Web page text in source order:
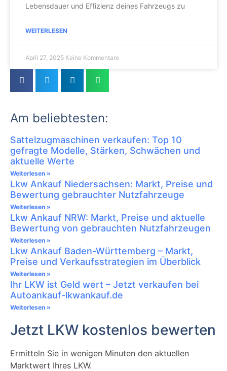
Lebensdauer und Effizienz deines Fahrzeugs zu
WEITERLESEN
April 27, 2025 Keine Kommentare
Am beliebtesten:
Sattelzugmaschinen verkaufen: Top 10
gefragte Modelle, Stärken, Schwächen und
aktuelle Werte
Weiterlesen »
Lkw Ankauf Niedersachsen: Markt, Preise und
Bewertung gebrauchter Nutzfahrzeuge
Weiterlesen »
Lkw Ankauf NRW: Markt, Preise und aktuelle
Bewertung von gebrauchten Nutzfahrzeugen
Weiterlesen »
Lkw Ankauf Baden-Württemberg – Markt,
Preise und Verkaufsstrategien im Überblick
Weiterlesen »
Ihr LKW ist Geld wert – Jetzt verkaufen bei
Autoankauf-lkwankauf.de
Weiterlesen »
Jetzt LKW kostenlos bewerten
Ermitteln Sie in wenigen Minuten den aktuellen
Marktwert Ihres LKW.